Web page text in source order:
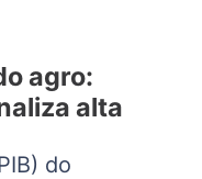
agro:
alta
do